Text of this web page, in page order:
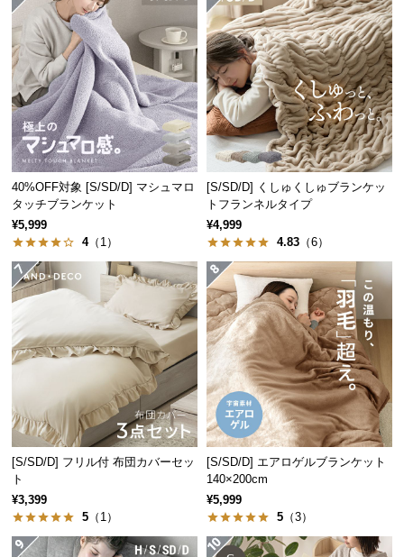
つ
い
て
開
梱
設
置
サ
ー
に
つ
て
経
路
に
い
て
40%OFF対象 [S/SD/D] マシュマロ
タッチブランケット
¥5,999
4（1）
[S/SD/D] くしゅくしゅブランケッ
トフランネルタイプ
¥4,999
4.83 （6）
[S/SD/D] フリル付 布団カバーセッ
ト
¥3,399
5 （1）
[S/SD/D] エアロゲルブランケット
140×200cm
¥5,999
5 （3）